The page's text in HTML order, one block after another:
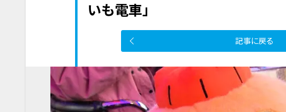
いも電車」
記事に戻る